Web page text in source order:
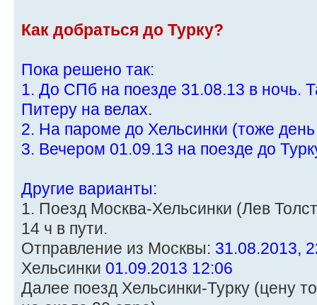
Как добраться до Турку?
Пока решено так:
1. До СПб на поезде 31.08.13 в ночь.
Питеру на велах.
2. На пароме до Хельсинки (тоже
3. Вечером 01.09.13 на поезде до
Другие варианты:
1. Поезд Москва-Хельсинки (Лев
14 ч в пути.
Отправление из Москвы: 31.08.2013,
Хельсинки 01.09.2013 12:06
Далее поезд Хельсинки-Турку (цену